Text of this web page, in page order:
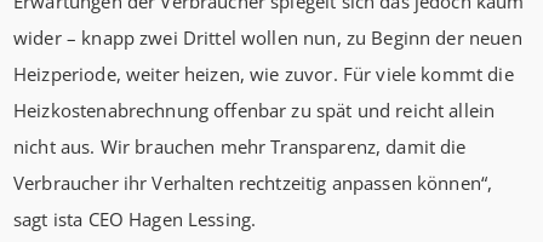
wider – knapp zwei Drittel wollen nun, zu Beginn der neuen
Heizperiode, weiter heizen, wie zuvor. Für viele kommt die
Heizkostenabrechnung offenbar zu spät und reicht allein
nicht aus. Wir brauchen mehr Transparenz, damit die
Verbraucher ihr Verhalten rechtzeitig anpassen können“,
sagt ista CEO Hagen Lessing.